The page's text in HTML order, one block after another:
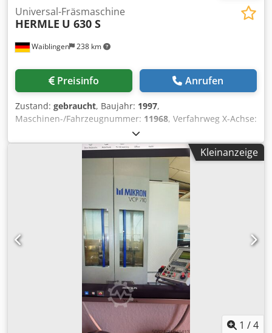
Waiblingen 238 km
Universal-Fräsmaschine
HERMLE U 630 S
Preisinfo Anrufen
Zustand: gebraucht, Baujahr: 1997,
Maschinen-/Fahrzeugnummer: 11968, Verfahrweg X-Achse:
, Verfahrweg Y-Achse:
Achse:500 mm, Gesamtgewicht:6’000 kg, gebrauchte
HERMLE Universal-Fräsmaschine Modell U 630 S Baujahr
1997 mit Heidenhain-Steuerung TNC 410 mit
Vollschutzkabine Verfahrwege: X=630, Y=500 und
Z=500mm Tischgröße 900x528mm mit 7x T-Nuten 14mm,
Spindelaufnahme SK40 DIN 69871 Drehzahlen:
Getriebestufe 1= 20-1.428,6 U/min, Getriebestufe 2=
1.428,6-7.000 U/min. Cjdpjygwz Refx Ap Hjrf separater
Kühlmittelbehälter 120 Liter, elektr. Handrad Heidenhain
HS410, Meßtaster Heidenhain TS 220 mit fahrbarem
Werkzeugwagen für SK40 Werkzeugaufnahmen inkl. ca. 80
Stück Werkzeugaufnahmen. Die Maschine steht bei uns in
71334 Waiblingen-Beinstein und kann nach telefonischer
Absprache sehr gerne besichtigt werden.
Kleinanzeige
1 /4